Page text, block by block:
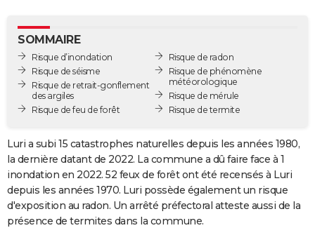
GUIDES D'ACHAT
BONS PLANS
CARTE DE VOEUX
Dictionnaire
Biographies
Citations
Expressions
Proverbes
PROGRAMME TV
COPAINS D'AVANT
S'inscrire
Se connecter
Lycées
Collèges
Primaires
Universités
Entreprises
Service militaire
Avis de recherche
AVIS DE DÉCÈS
SOMMAIRE
Risque d’inondation
Risque de séisme
Risque de retrait-gonflement
des argiles
Risque de feu de forêt
Risque de radon
Risque de phénomène
météorologique
Risque de mérule
Risque de termite
Luri a subi 15 catastrophes naturelles depuis les années 1980,
la dernière datant de 2022. La commune a dû faire face à 1
inondation en 2022. 52 feux de forêt ont été recensés à Luri
depuis les années 1970. Luri possède également un risque
d'exposition au radon. Un arrêté préfectoral atteste aussi de la
présence de termites dans la commune.